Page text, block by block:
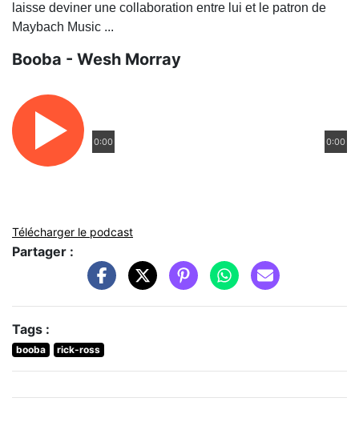
laisse deviner une collaboration entre lui et le patron de
Maybach Music ...
Booba - Wesh Morray
0:00 0:00
Télécharger le podcast
Partager :
Tags :
booba rick-ross